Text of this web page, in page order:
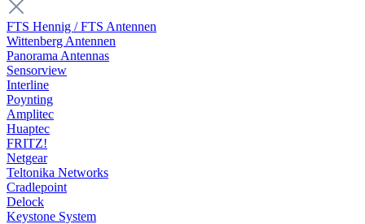
FTS Hennig / FTS Antennen
Wittenberg Antennen
Panorama Antennas
Sensorview
Interline
Poynting
Amplitec
Huaptec
FRITZ!
Netgear
Teltonika Networks
Cradlepoint
Delock
Keystone System